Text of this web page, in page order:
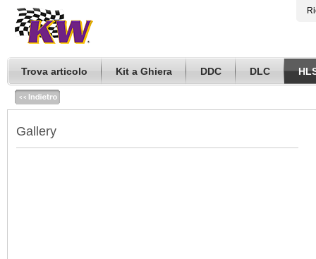
Trova articolo Kit a Ghiera DDC DLC
Gallery